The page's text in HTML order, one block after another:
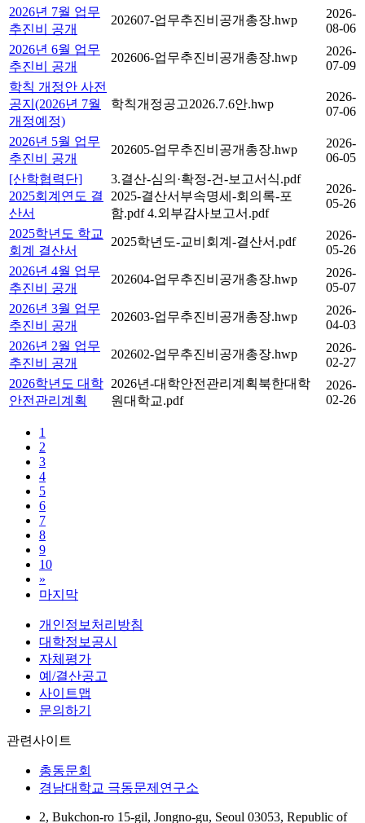
2026년 7월 업무
추진비 공개
202607-업무추진비공개총장.hwp
2026-
08-06
2026년 6월 업무
추진비 공개
202606-업무추진비공개총장.hwp
2026-
07-09
학칙 개정안 사전
공지(2026년 7월
개정예정)
학칙개정공고2026.7.6안.hwp
2026-
07-06
2026년 5월 업무
추진비 공개
202605-업무추진비공개총장.hwp
2026-
06-05
[산학협력단]
2025회계연도 결
산서
3.결산-심의·확정-건-보고서식.pdf
2025-결산서부속명세-회의록-포
함.pdf 4.외부감사보고서.pdf
2026-
05-26
2025학년도 학교
회계 결산서
2025학년도-교비회계-결산서.pdf
2026-
05-26
2026년 4월 업무
추진비 공개
202604-업무추진비공개총장.hwp
2026-
05-07
2026년 3월 업무
추진비 공개
202603-업무추진비공개총장.hwp
2026-
04-03
2026년 2월 업무
추진비 공개
202602-업무추진비공개총장.hwp
2026-
02-27
2026학년도 대학
안전관리계획
2026년-대학안전관리계획북한대학
원대학교.pdf
2026-
02-26
1
2
3
4
5
6
7
8
9
10
»
마지막
개인정보처리방침
대학정보공시
자체평가
예/결산공고
사이트맵
문의하기
관련사이트
총동문회
경남대학교 극동문제연구소
2, Bukchon-ro 15-gil, Jongno-gu, Seoul 03053, Republic of